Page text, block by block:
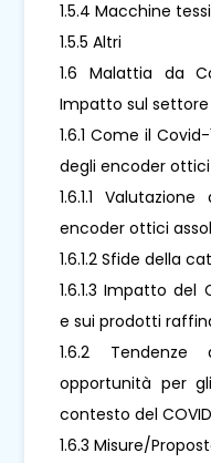
1.5.4 Macchine
1.5.5 Altri
1.6 Malattia da
Impatto sul
1.6.1 Come il
degli encoder
1.6.1.1
encoder ottici
1.6.1.2 Sfide della
1.6.1.3 Impatto del
e sui prodotti
1.6.2
opportunità per
contesto del
1.6.3 Misure/